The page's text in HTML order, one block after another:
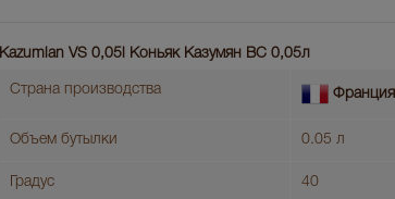
Kazumian VS 0,05l Коньяк Казумян ВС 0,05л
Страна производства Франция
Объем бутылки 0.05 л
Градус 40